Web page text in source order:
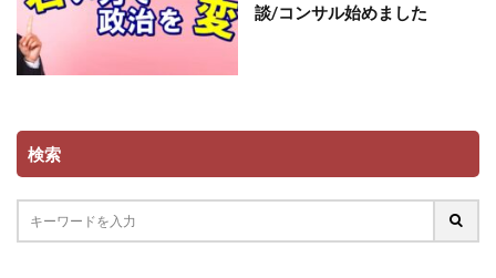
談/コンサル始めました
検索